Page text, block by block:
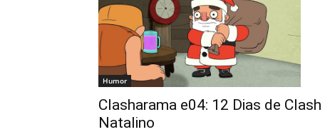
Humor
Clasharama e04: 12 Dias de Clash
Natalino